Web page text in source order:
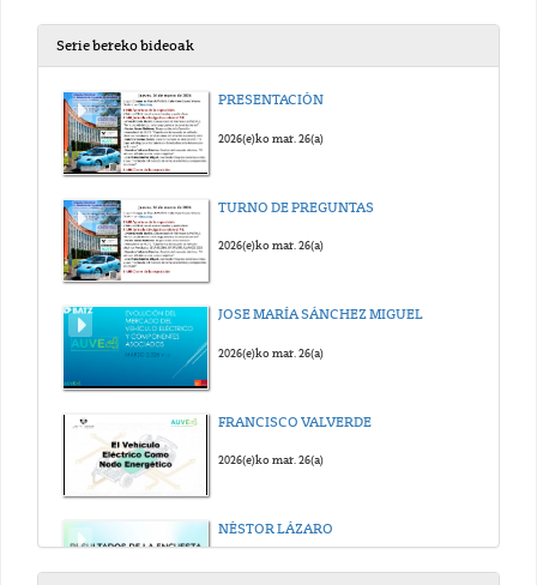
Serie bereko bideoak
PRESENTACIÓN
2026(e)ko mar. 26(a)
TURNO DE PREGUNTAS
2026(e)ko mar. 26(a)
JOSE MARÍA SÁNCHEZ MIGUEL
2026(e)ko mar. 26(a)
FRANCISCO VALVERDE
2026(e)ko mar. 26(a)
NÉSTOR LÁZARO